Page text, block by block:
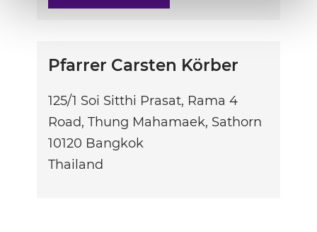
Pfarrer Carsten Körber
125/1 Soi Sitthi Prasat, Rama 4
Road, Thung Mahamaek, Sathorn
10120 Bangkok
Thailand